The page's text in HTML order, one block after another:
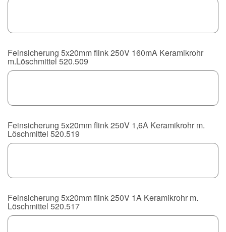
Feinsicherung 5x20mm flink 250V 160mA Keramikrohr
m.Löschmittel 520.509
Feinsicherung 5x20mm flink 250V 1,6A Keramikrohr m.
Löschmittel 520.519
Feinsicherung 5x20mm flink 250V 1A Keramikrohr m.
Löschmittel 520.517